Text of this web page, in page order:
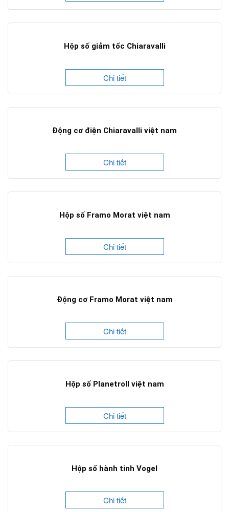
Hộp số giảm tốc Chiaravalli
Chi tiết
Động cơ điện Chiaravalli việt nam
Chi tiết
Hộp số Framo Morat việt nam
Chi tiết
Động cơ Framo Morat việt nam
Chi tiết
Hộp số Planetroll việt nam
Chi tiết
Hộp số hành tinh Vogel
Chi tiết